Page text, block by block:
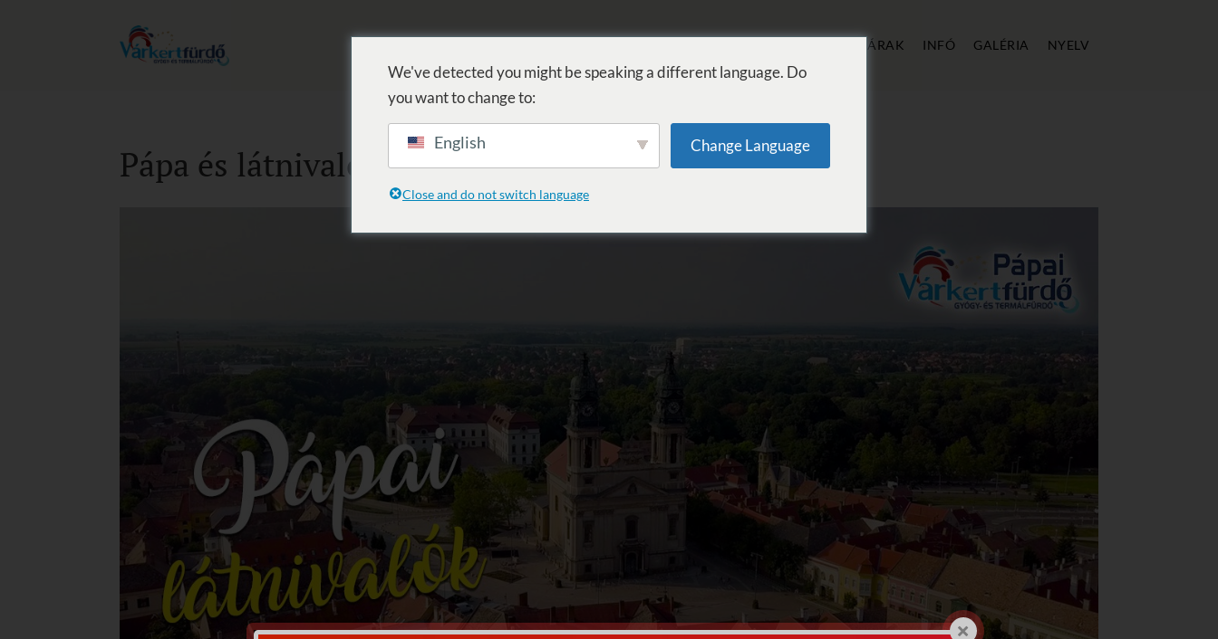
ÁRAK INFÓ GALÉRIA NYELV
Pápa és látnivalói
We've detected you might be speaking a different language. Do
you want to change to:
English Change Language
Close and do not switch language